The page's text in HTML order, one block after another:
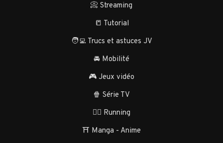
📀 Streaming
📒 Tutorial
🧑‍💻 Trucs et astuces JV
🚘 Mobilité
🎮 Jeux vidéo
🍿 Série TV
🏃‍♂️ Running
⛩️ Manga - Anime